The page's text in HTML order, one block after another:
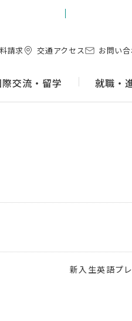
請求 交通アクセス お問い
際交流・留学 就職・
新入生英語プ